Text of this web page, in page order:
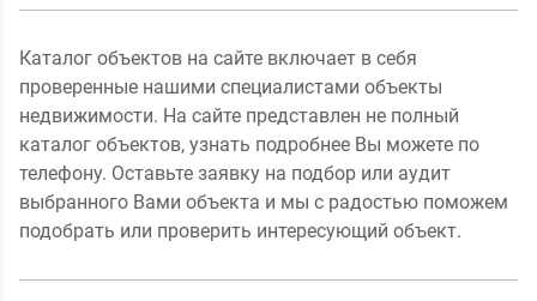
Каталог объектов на сайте включает в себя
проверенные нашими специалистами объекты
недвижимости. На сайте представлен не полный
каталог объектов, узнать подробнее Вы можете по
телефону. Оставьте заявку на подбор или аудит
выбранного Вами объекта и мы с радостью поможем
подобрать или проверить интересующий объект.